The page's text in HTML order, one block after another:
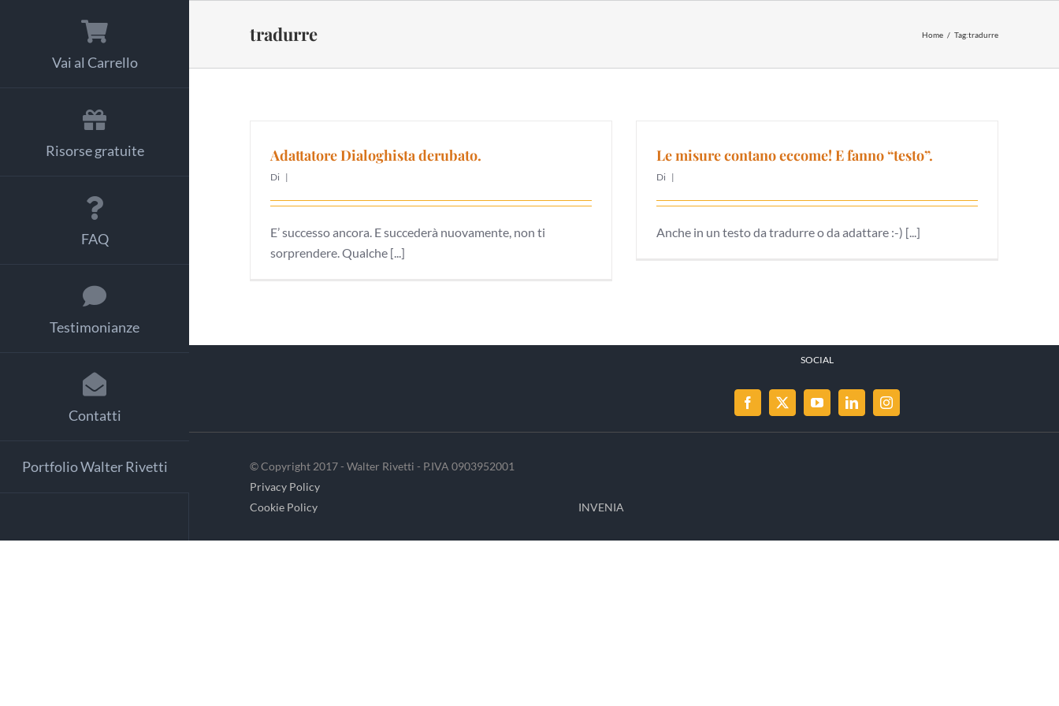
Vai al Carrello
Risorse gratuite
FAQ
Testimonianze
Contatti
Portfolio Walter Rivetti
tradurre Home Tag:tradurre
Adattatore Dialoghista derubato.
Di |
E’ successo ancora. E succederà nuovamente, non ti
sorprendere. Qualche [...]
Le misure contano eccome! E fanno “testo”.
Di |
Anche in un testo da tradurre o da adattare :-) [...]
SOCIAL
© Copyright 2017 - Walter Rivetti - P.IVA 0903952001
Privacy Policy
Cookie Policy
INVENIA